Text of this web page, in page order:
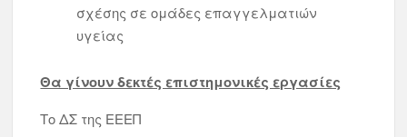
σχέσης σε ομάδες επαγγελματιών
υγείας
Θα γίνουν δεκτές επιστημονικές εργασίες
Το ΔΣ της ΕΕΕΠ